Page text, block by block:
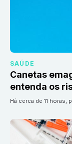
SAÚDE
Canetas
entenda os
há cerca de 11 horas,